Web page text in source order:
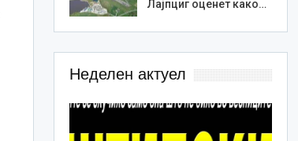
Лајпциг оценет како…
Неделен актуел